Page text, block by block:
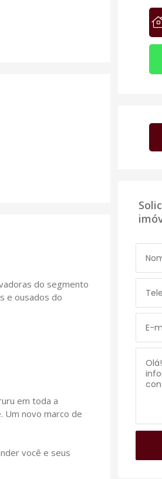
do segmento
e ousados do
em toda a
Um novo marco de
você e seus